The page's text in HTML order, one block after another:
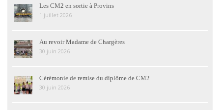
Les CM2 en sortie à Provins
1 juillet 2026
Au revoir Madame de Chargères
30 juin 2026
Cérémonie de remise du diplôme de CM2
30 juin 2026